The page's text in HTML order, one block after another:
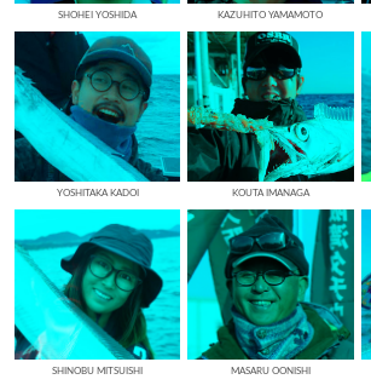
SHOHEI YOSHIDA KAZUHITO YAMAMOTO
YOSHITAKA KADOI KOUTA IMANAGA
SHINOBU MITSUISHI MASARU OONISHI